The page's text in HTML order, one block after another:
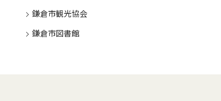
鎌倉市観光協会
鎌倉市図書館